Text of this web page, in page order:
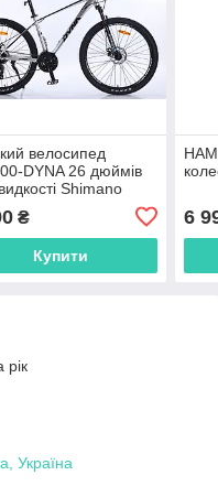
велосипед
DYNA 26 дюймів
Shimano
₴
Купити
6
рік
Україна